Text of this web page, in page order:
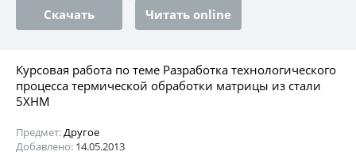
Скачать Читать online
Курсовая работа по теме Разработка технологического
процесса термической обработки матрицы из стали
5ХНМ
Предмет:Другое
Добавлено: 14.05.2013